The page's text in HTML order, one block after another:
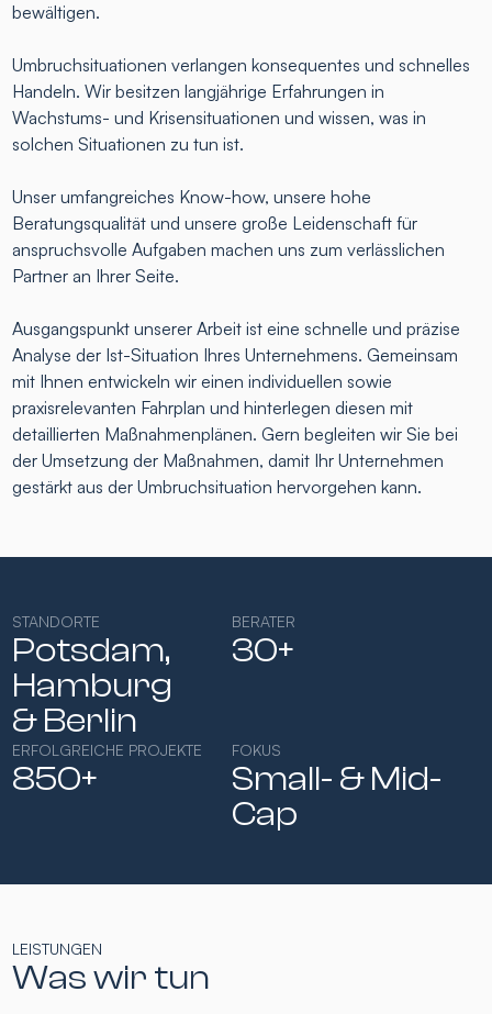
bewältigen.
Umbruchsituationen verlangen konsequentes und schnelles
Handeln. Wir besitzen langjährige Erfahrungen in
Wachstums- und Krisensituationen und wissen, was in
solchen Situationen zu tun ist.
Unser umfangreiches Know-how, unsere hohe
Beratungsqualität und unsere große Leidenschaft für
anspruchsvolle Aufgaben machen uns zum verlässlichen
Partner an Ihrer Seite.
Ausgangspunkt unserer Arbeit ist eine schnelle und präzise
Analyse der Ist-Situation Ihres Unternehmens. Gemeinsam
mit Ihnen entwickeln wir einen individuellen sowie
praxisrelevanten Fahrplan und hinterlegen diesen mit
detaillierten Maßnahmenplänen. Gern begleiten wir Sie bei
der Umsetzung der Maßnahmen, damit Ihr Unternehmen
gestärkt aus der Umbruchsituation hervorgehen kann.
STANDORTE
Potsdam,
Hamburg​
& Berlin
BERATER
30+
ERFOLGREICHE PROJEKTE
850+
FOKUS
Small- & Mid-
Cap​
LEISTUNGEN
Was wir tun